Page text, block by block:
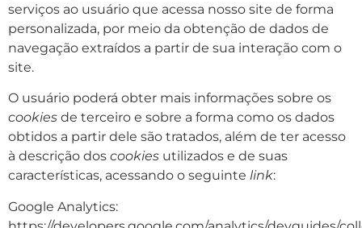
serviços ao usuário que acessa nosso site de forma
personalizada, por meio da obtenção de dados de
navegação extraídos a partir de sua interação com o
site.
O usuário poderá obter mais informações sobre os
cookies de terceiro e sobre a forma como os dados
obtidos a partir dele são tratados, além de ter acesso
à descrição dos cookies utilizados e de suas
características, acessando o seguinte link:
Google Analytics: